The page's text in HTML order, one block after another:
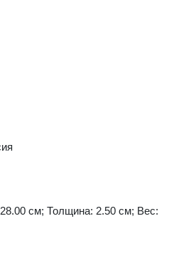
см; Толщина: 2.50 см; Вес: